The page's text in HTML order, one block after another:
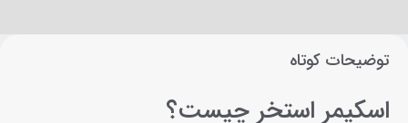
توضیحات کوتاه
اسکیمر استخر چیست؟